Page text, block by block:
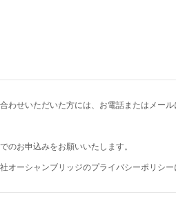
わせいただいた方には、お電話またはメー
のお申込みをお願いいたします。
オーシャンブリッジのプライバシーポリシー